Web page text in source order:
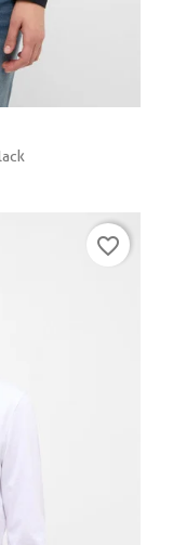
favorite_border